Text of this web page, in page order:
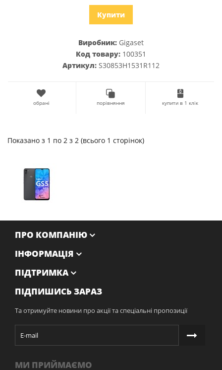
Купити
Виробник: Gigaset
Код товару: 100351
Артикул: S30853H1531R112
обрані порівняння купити в 1 клік
Показано з 1 по 2 з 2 (всього 1 сторінок)
ПРО КОМПАНІЮ
ІНФОРМАЦІЯ
ПІДТРИМКА
ПІДПИШИСЬ ЗАРАЗ
Та отримуйте новини про акції та спеціальні пропозиції
МИ ПРИЙМАЄМО